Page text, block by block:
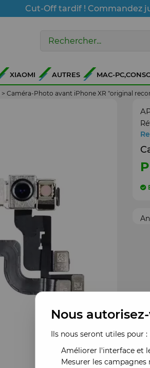
Cut-Off tardif ! Commandez
XIAOMI AUTRES MAC-
> Caméra-Photo avant iPhone XR "original
Nous
Ils nous seront utiles pour :
Améliorer l'interface et
Mesurer les